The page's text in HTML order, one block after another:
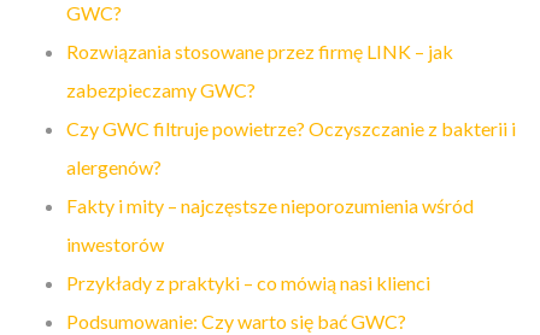
GWC?
Rozwiązania stosowane przez firmę LINK – jak
zabezpieczamy GWC?
Czy GWC filtruje powietrze? Oczyszczanie z bakterii i
alergenów?
Fakty i mity – najczęstsze nieporozumienia wśród
inwestorów
Przykłady z praktyki – co mówią nasi klienci
Podsumowanie: Czy warto się bać GWC?